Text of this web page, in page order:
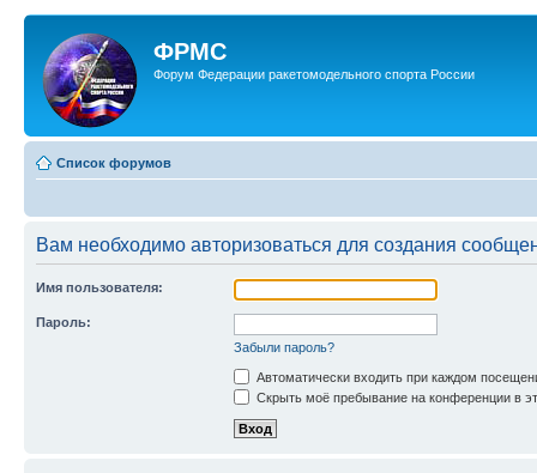
ФРМС
Форум Федерации ракетомодельного спорта России
Список форумов
Вам необходимо авторизоваться для создания
Имя пользователя:
Пароль:
Забыли пароль?
Автоматически входить при каждом
Скрыть моё пребывание на конференции в